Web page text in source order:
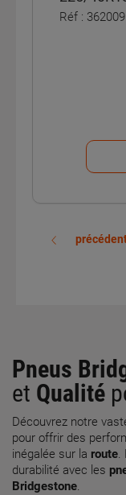
Réf : 362009
Pneus
et Qualité
Découvrez notre
pour offrir des
inégalée sur la route.
durabilité avec les
Bridgestone.